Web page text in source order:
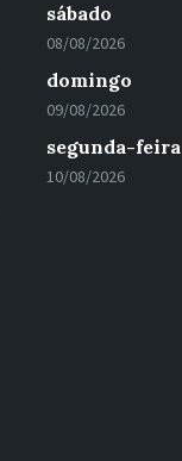
sábado
08/08/2026
domingo
09/08/2026
segunda-feira
10/08/2026